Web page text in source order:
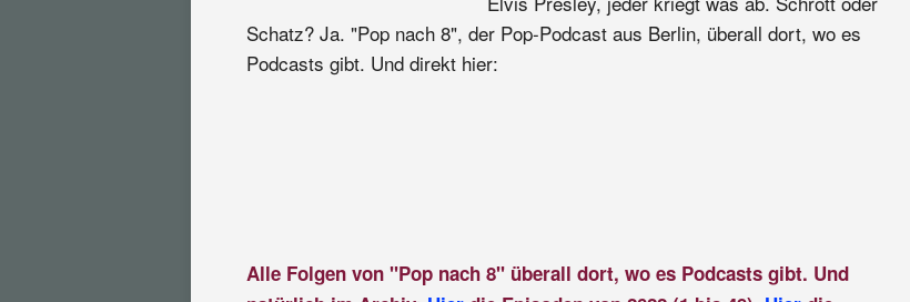
Schatz? Ja. "Pop nach 8", der Pop-Podcast aus Berlin, überall dort, wo es
Podcasts gibt. Und direkt hier:
Alle Folgen von "Pop nach 8" überall dort, wo es Podcasts gibt. Und